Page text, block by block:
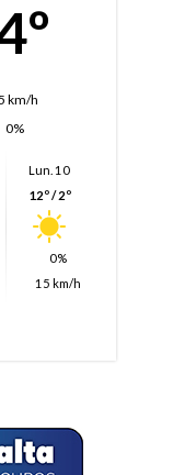
km/h
0%
Lun. 10
12º / 2º
0%
15 km/h